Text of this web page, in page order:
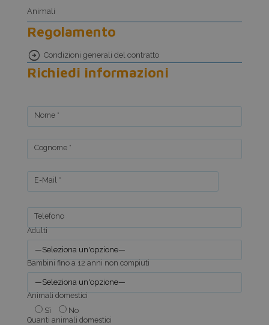
Animali
Regolamento
Condizioni generali del contratto
Richiedi informazioni
Nome *
Cognome *
E-Mail *
Telefono
Adulti
Bambini fino a 12 anni non compiuti
Sì No
Animali domestici
Quanti animali domestici